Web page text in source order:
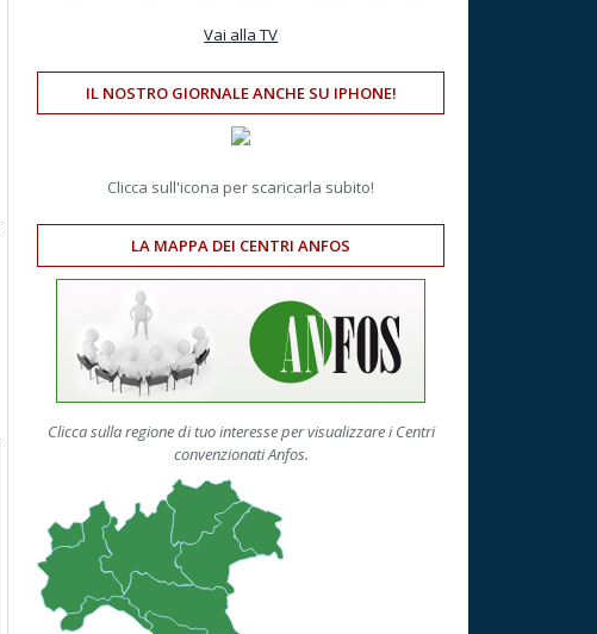
Vai alla TV
IL NOSTRO GIORNALE ANCHE SU IPHONE!
Clicca sull'icona per scaricarla subito!
LA MAPPA DEI CENTRI ANFOS
Clicca sulla regione di tuo interesse per visualizzare i Centri
convenzionati Anfos.